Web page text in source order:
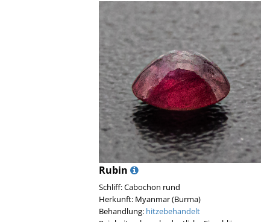
Rubin
Schliff: Cabochon rund
Herkunft: Myanmar (Burma)
Behandlung: hitzebehandelt